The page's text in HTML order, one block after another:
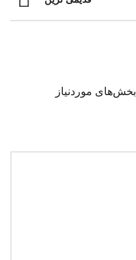
بخش‌های موردنیاز